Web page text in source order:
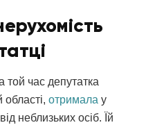
той час депутатка
області, отримала у
неблизьких осіб. Їй